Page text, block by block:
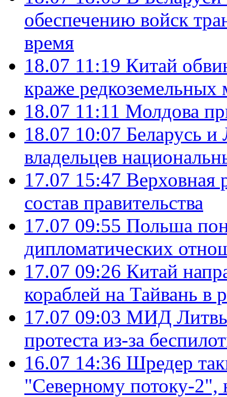
обеспечению войск
время
18.07 11:19 Китай
краже редкоземельных
18.07 11:11 Молдова
18.07 10:07 Беларусь
владельцев
17.07 15:47 Верховная
состав правительства
17.07 09:55 Польша
дипломатических
17.07 09:26 Китай
кораблей на Тайвань в
17.07 09:03 МИД Литвы
протеста из-за
16.07 14:36 Шредер
"Северному потоку-2",